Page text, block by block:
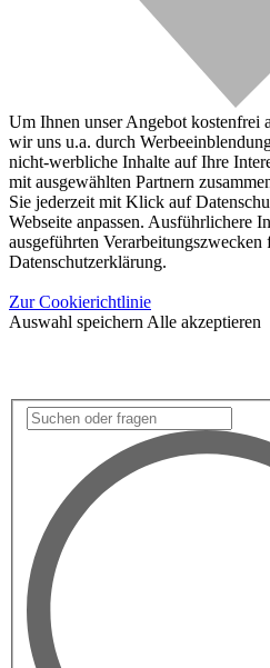
Um Ihnen unser Angebot kostenfrei
wir uns u.a. durch
nicht-werbliche Inhalte auf Ihre
mit ausgewählten Partnern
Sie jederzeit mit Klick auf
Webseite anpassen. Ausführlichere
ausgeführten
Datenschutzerklärung.
Zur Cookierichtlinie
Auswahl speichern Alle akzeptieren